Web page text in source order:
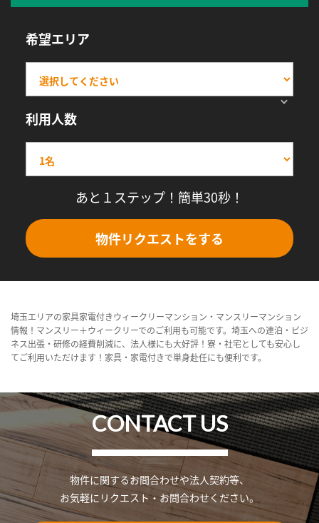
希望エリア
利用人数
あと１ステップ！簡単30秒！
物件リクエストをする
埼玉エリアの家具家電付きウィークリーマンション・マンスリーマンション
情報！マンスリー＋ウィークリーでのご利用も可能です。埼玉への連泊・ビジ
ネス出張・研修の経費削減に、法人様にも大好評！寮・社宅としても安心し
てご利用いただけます！家具・家電付きで単身赴任にも便利です。
CONTACT US
物件に関するお問合わせや法人契約等、
お気軽にリクエスト・お問合わせください。